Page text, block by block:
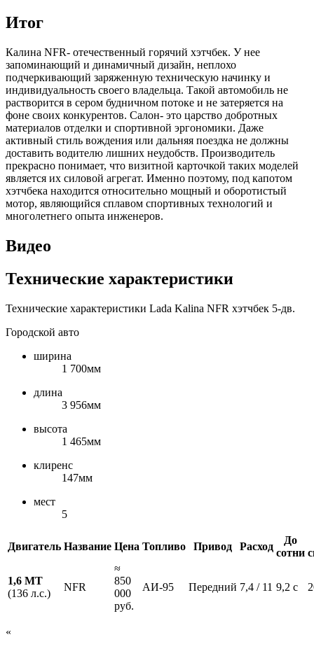
Итог
Калина NFR- отечественный горячий хэтчбек. У нее
запоминающий и динамичный дизайн, неплохо
подчеркивающий заряженную техническую начинку и
индивидуальность своего владельца. Такой автомобиль не
растворится в сером будничном потоке и не затеряется на
фоне своих конкурентов. Салон- это царство добротных
материалов отделки и спортивной эргономики. Даже
активный стиль вождения или дальняя поездка не должны
доставить водителю лишних неудобств. Производитель
прекрасно понимает, что визитной карточкой таких моделей
является их силовой агрегат. Именно поэтому, под капотом
хэтчбека находится относительно мощный и оборотистый
мотор, являющийся сплавом спортивных технологий и
многолетнего опыта инженеров.
Видео
Технические характеристики
Технические характеристики Lada Kalina NFR хэтчбек 5-дв.
Городской авто
ширина
1 700мм
длина
3 956мм
высота
1 465мм
клиренс
147мм
мест
5
Двигатель Название Цена Топливо Привод Расход
До
сотни
1,6 MT
(136 л.с.)
NFR
≈
850
000
руб.
АИ-95 Передний 7,4 / 11 9,2 с
«